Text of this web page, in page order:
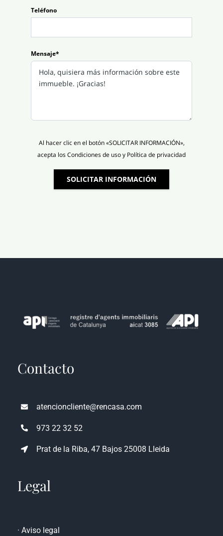
Teléfono
Mensaje*
Al hacer clic en el botón «SOLICITAR INFORMACIÓN»,
acepta los Condiciones de uso y Política de privacidad
SOLICITAR INFORMACIÓN
Contacto
atencioncliente@rencasa.com
973 22 32 52
Prat de la Riba, 47 Bajos 25008 Lleida
Legal
· Aviso legal